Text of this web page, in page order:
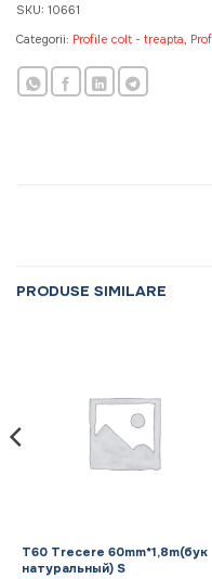
SKU: 10661
Categorii: Profile colt - treapta,
PRODUSE SIMILARE
T60 Trecere 60mm*1,8m(бук
натуральный) S